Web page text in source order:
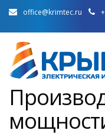
office@krimtec.ru